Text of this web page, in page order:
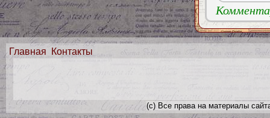
Главная Контакты
(с) Все права на материалы